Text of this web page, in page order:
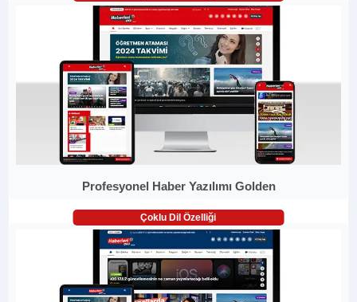
Profesyonel Haber Yazılımı Golden
Çoklu Dil Özelliği